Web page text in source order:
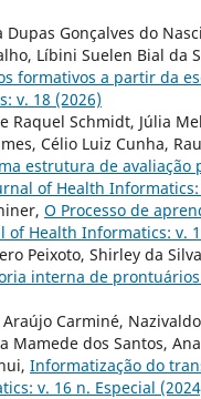
Gonçalves do
Líbini Suelen Bial da
formativos a partir da
v. 18 (2026)
Raquel Schmidt, Júlia
Célio Luiz Cunha,
estrutura de avaliação
of Health Informatics:
O Processo de
of Health Informatics: v.
Peixoto, Shirley da
interna de
Carminé,
Mamede dos Santos,
Informatização do
v. 16 n. Especial